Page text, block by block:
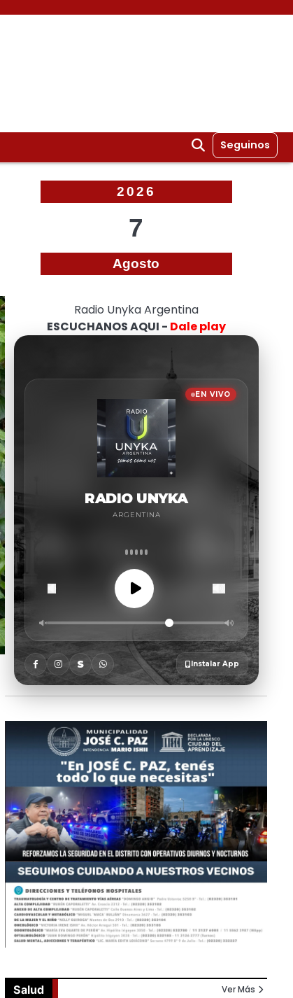
Seguinos
2026
7
Agosto
Radio Unyka Argentina
ESCUCHANOS AQUI - Dale play
Salud Ver Más